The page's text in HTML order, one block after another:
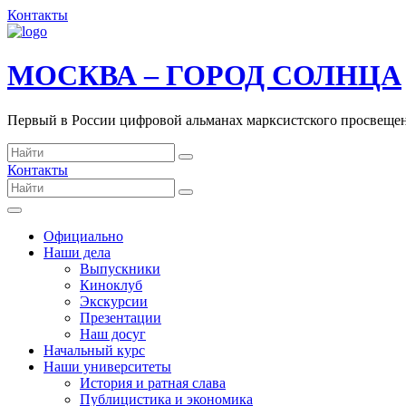
Контакты
МОСКВА – ГОРОД СОЛНЦА
Первый в России цифровой альманах марксистского
Контакты
Официально
Наши дела
Выпускники
Киноклуб
Экскурсии
Презентации
Наш досуг
Начальный курс
Наши университеты
История и ратная слава
Публицистика и экономика